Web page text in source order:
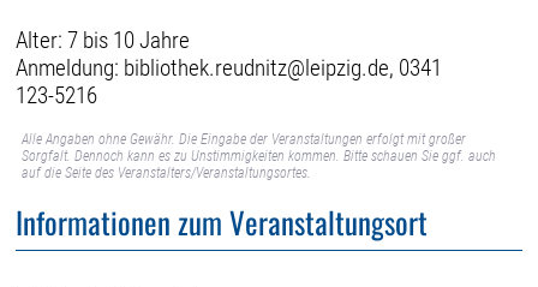
Alter: 7 bis 10 Jahre
Anmeldung: bibliothek.reudnitz@leipzig.de, 0341
123-5216
Alle Angaben ohne Gewähr. Die Eingabe der Veranstaltungen erfolgt mit großer
Sorgfalt. Dennoch kann es zu Unstimmigkeiten kommen. Bitte schauen Sie ggf. auch
auf die Seite des Veranstalters/Veranstaltungsortes.
Informationen zum Veranstaltungsort